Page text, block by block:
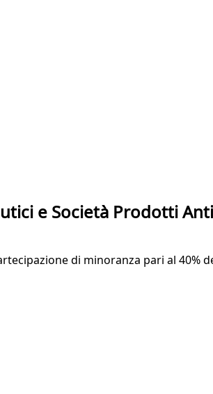
e Società Prodotti
di minoranza pari al 40%